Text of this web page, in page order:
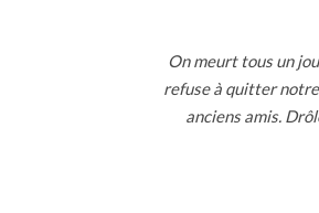
On meurt tous un
refuse à quitter
anciens amis.